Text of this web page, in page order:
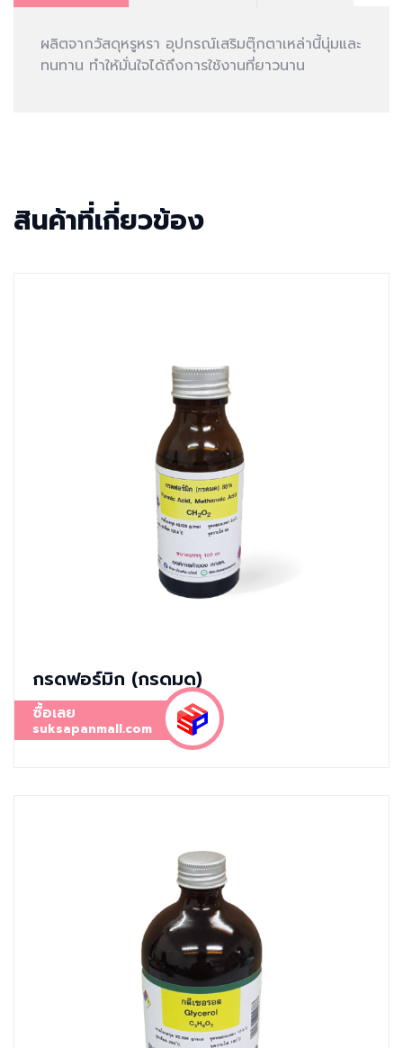
ผลิตจากวัสดุหรูหรา อุปกรณ์เสริมตุ๊กตาเหล่านี้นุ่มและ
ทนทาน ทําให้มั่นใจได้ถึงการใช้งานที่ยาวนาน
สินค้าที่เกี่ยวข้อง
กรดฟอร์มิก (กรดมด)
ซื้อเลย
suksapanmall.com